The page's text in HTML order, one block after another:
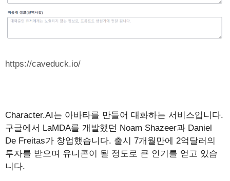
https://caveduck.io/
Character.AI는 아바타를 만들어 대화하는 서비스입니다.
구글에서 LaMDA를 개발했던 Noam Shazeer과 Daniel
De Freitas가 창업했습니다. 출시 7개월만에 2억달러의
투자를 받으며 유니콘이 될 정도로 큰 인기를 얻고 있습
니다.